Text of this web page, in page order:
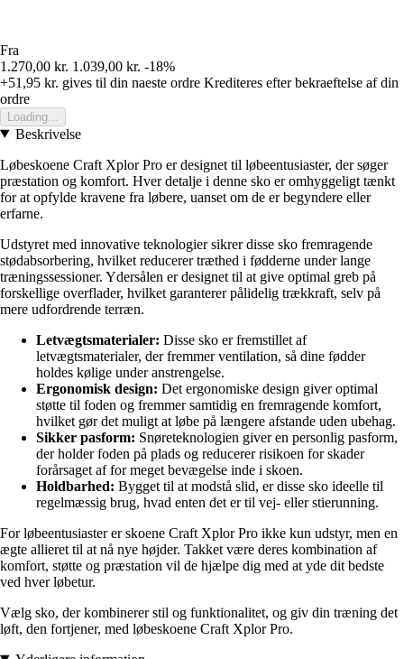
Fra
1.270,00 kr. 1.039,00 kr. -18%
+51,95 kr. gives til din naeste ordre Krediteres efter bekraeftelse af din
ordre
Loading...
Beskrivelse
Løbeskoene Craft Xplor Pro er designet til løbeentusiaster, der søger
præstation og komfort. Hver detalje i denne sko er omhyggeligt tænkt
for at opfylde kravene fra løbere, uanset om de er begyndere eller
erfarne.
Udstyret med innovative teknologier sikrer disse sko fremragende
stødabsorbering, hvilket reducerer træthed i fødderne under lange
træningssessioner. Ydersålen er designet til at give optimal greb på
forskellige overflader, hvilket garanterer pålidelig trækkraft, selv på
mere udfordrende terræn.
Letvægtsmaterialer: Disse sko er fremstillet af
letvægtsmaterialer, der fremmer ventilation, så dine fødder
holdes kølige under anstrengelse.
Ergonomisk design: Det ergonomiske design giver optimal
støtte til foden og fremmer samtidig en fremragende komfort,
hvilket gør det muligt at løbe på længere afstande uden ubehag.
Sikker pasform: Snøreteknologien giver en personlig pasform,
der holder foden på plads og reducerer risikoen for skader
forårsaget af for meget bevægelse inde i skoen.
Holdbarhed: Bygget til at modstå slid, er disse sko ideelle til
regelmæssig brug, hvad enten det er til vej- eller stierunning.
For løbeentusiaster er skoene Craft Xplor Pro ikke kun udstyr, men en
ægte allieret til at nå nye højder. Takket være deres kombination af
komfort, støtte og præstation vil de hjælpe dig med at yde dit bedste
ved hver løbetur.
Vælg sko, der kombinerer stil og funktionalitet, og giv din træning det
løft, den fortjener, med løbeskoene Craft Xplor Pro.